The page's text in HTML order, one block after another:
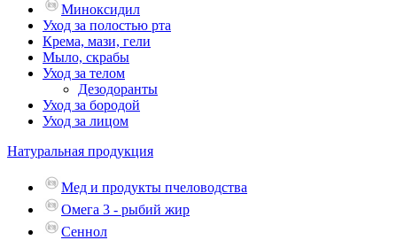
Миноксидил
Уход за полостью рта
Крема, мази, гели
Мыло, скрабы
Уход за телом
Дезодоранты
Уход за бородой
Уход за лицом
Натуральная продукция
Мед и продукты пчеловодства
Омега 3 - рыбий жир
Сеннол